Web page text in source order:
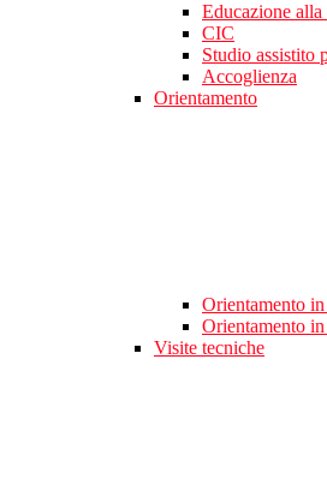
Educazione alla
CIC
Studio assistito
Accoglienza
Orientamento
Orientamento in
Orientamento in
Visite tecniche